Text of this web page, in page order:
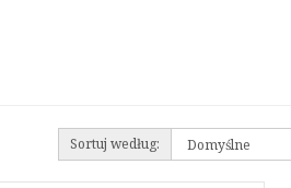
Sortuj według: